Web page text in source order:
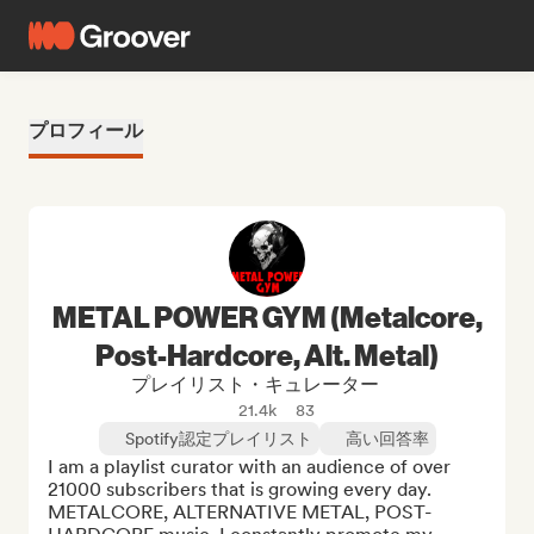
プロフィール
METAL POWER GYM (Metalcore,
Post-Hardcore, Alt. Metal)
プレイリスト・キュレーター
21.4k
83
Spotify認定プレイリスト
高い回答率
I am a playlist curator with an audience of over
21000 subscribers that is growing every day.
METALCORE, ALTERNATIVE METAL, POST-